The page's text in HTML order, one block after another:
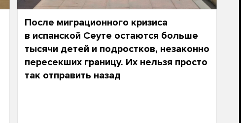
После миграционного кризиса
в испанской Сеуте остаются больше
тысячи детей и подростков, незаконно
пересекших границу. Их нельзя просто
так отправить назад